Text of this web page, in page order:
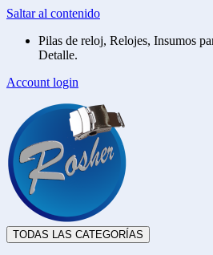
Saltar al contenido
Pilas de reloj, Relojes, Insumos
Detalle.
Account login
TODAS LAS CATEGORÍAS